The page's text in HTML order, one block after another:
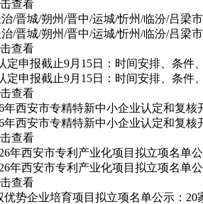
查看
/晋城/朔州/晋中/运城/忻州/临汾/吕梁
/晋城/朔州/晋中/运城/忻州/临汾/吕梁
查看
定申报截止9月15日：时间安排、条件
定申报截止9月15日：时间安排、条件
查看
年西安市专精特新中小企业认定和复
年西安市专精特新中小企业认定和复
查看
年西安市专利产业化项目拟立项名单
年西安市专利产业化项目拟立项名单
查看
优势企业培育项目拟立项名单公示：